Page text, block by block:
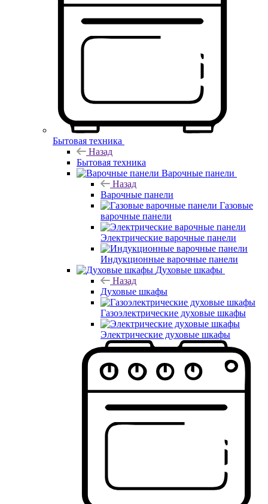
Бытовая техника
Назад
Бытовая техника
Варочные панели
Назад
Варочные панели
Газовые
варочные панели
Электрические варочные панели
Индукционные варочные панели
Духовые шкафы
Назад
Духовые шкафы
Газоэлектрические духовые шкафы
Электрические духовые шкафы